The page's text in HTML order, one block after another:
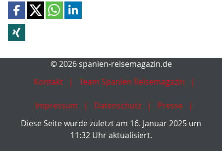
© 2026 spanien-reisemagazin.de
Kontakt
Team Spanien Reisemagazin
Impressum Datenschutz
Presse
Diese Seite wurde zuletzt am 16. Januar 2025 um
11:32 Uhr aktualisiert.